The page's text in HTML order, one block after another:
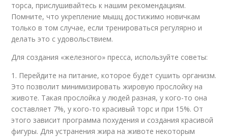
торса, прислушивайтесь к нашим рекомендациям.
Помните, что укрепление мышц достижимо новичкам
только в том случае, если тренироваться регулярно и
делать это с удовольствием.
Для создания «железного» пресса, используйте советы:
1. Перейдите на питание, которое будет сушить организм.
Это позволит минимизировать жировую прослойку на
животе. Такая прослойка у людей разная, у кого-то она
составляет 7%, у кого-то красивый торс и при 15%. От
этого зависит программа похудения и создания красивой
фигуры. Для устранения жира на животе некоторым